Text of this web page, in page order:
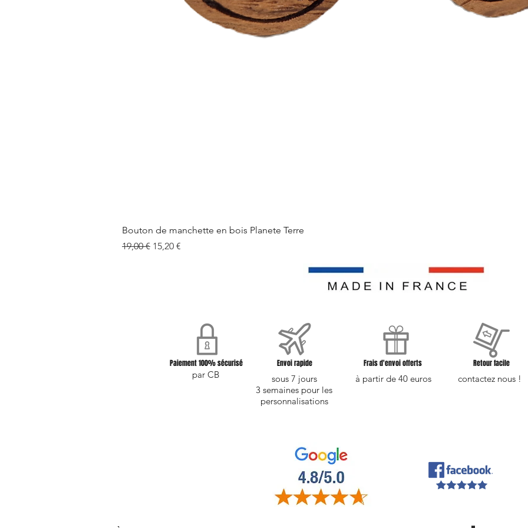
Bouton de manchette en bois Planete Terre
Prix original
19,00 € Prix promotionnel
15,20 €
Paiement 100% sécurisé
par CB
Envoi rapide
sous 7 jours
3 semaines pour les
personnalisations
Frais d'envoi offerts
à partir de 40 euros
Retour facile
contactez nous !